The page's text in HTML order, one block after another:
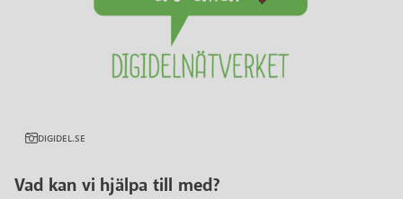
DIGIDEL.SE
Vad kan vi hjälpa till med?